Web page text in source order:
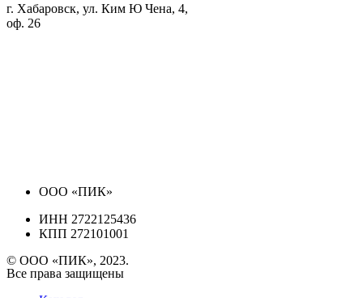
г. Хабаровск, ул. Ким Ю Чена, 4,
оф. 26
ООО «ПИК»
ИНН 2722125436
КПП 272101001
© ООО «ПИК», 2023.
Все права защищены